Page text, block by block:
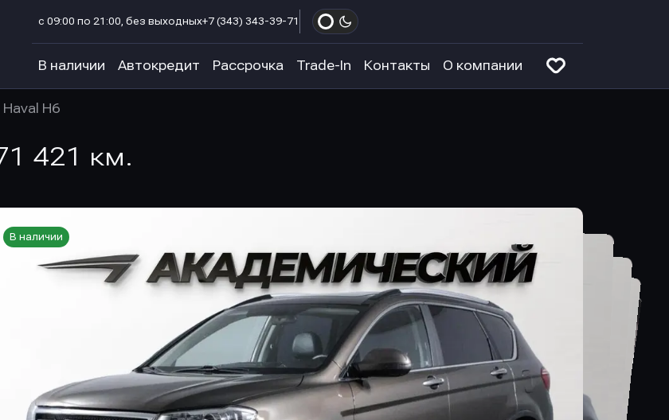
с 09:00 по 21:00, без выходных+7 (343) 343-39-71
В наличии Автокредит Рассрочка Trade-In Контакты О компании
Haval H6
421 км.
В наличии